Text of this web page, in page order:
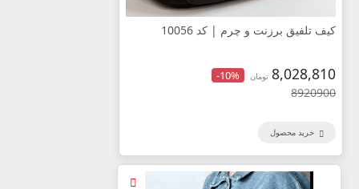
کیف تلفیق برزنت و چرم | کد 10056
8,028,810 تومان -10%
8920900
خرید محصول